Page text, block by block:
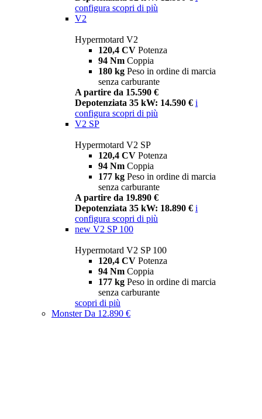
configura scopri di più
V2
Hypermotard V2
120,4 CV Potenza
94 Nm Coppia
180 kg Peso in ordine di marcia
senza carburante
A partire da 15.590 €
Depotenziata 35 kW: 14.590 € i
configura scopri di più
V2 SP
Hypermotard V2 SP
120,4 CV Potenza
94 Nm Coppia
177 kg Peso in ordine di marcia
senza carburante
A partire da 19.890 €
Depotenziata 35 kW: 18.890 € i
configura scopri di più
new V2 SP 100
Hypermotard V2 SP 100
120,4 CV Potenza
94 Nm Coppia
177 kg Peso in ordine di marcia
senza carburante
scopri di più
MonsterDa 12.890 €